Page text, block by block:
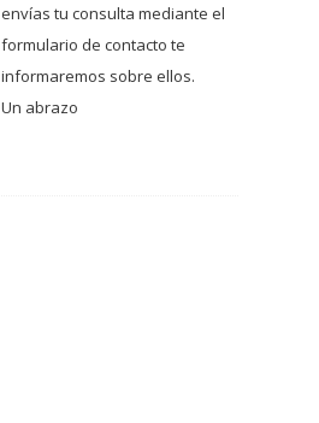
envías tu consulta mediante el
formulario de contacto te
informaremos sobre ellos.
Un abrazo